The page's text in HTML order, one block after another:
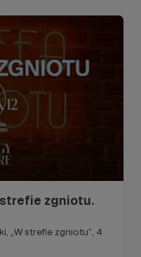
zgniotu.
„W strefie zgniotu”, 4